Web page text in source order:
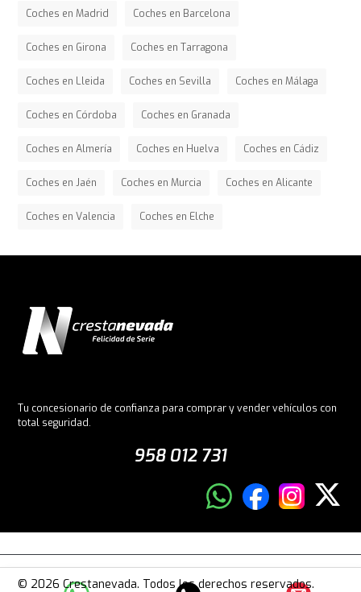
Coches en Madrid Coches en Barcelona
Coches en Girona Coches en Tarragona
Coches en Lleida Coches en Sevilla Coches en Málaga
Coches en Córdoba Coches en Granada
Coches en Almería Coches en Huelva Coches en Cádiz
Coches en Jaén Coches en Murcia Coches en Alicante
Coches en Valencia Coches en Elche
Tu concesionario de confianza para comprar y vender vehículos con
total seguridad.
958 012 731
© 2026 Crestanevada. Todos los derechos reservados.